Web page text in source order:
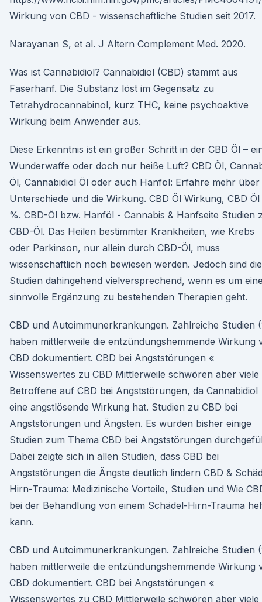
Wirkung von CBD - wissenschaftliche Studien seit 2017.
Narayanan S, et al. J Altern Complement Med. 2020.
Was ist Cannabidiol? Cannabidiol (CBD) stammt aus
Faserhanf. Die Substanz löst im Gegensatz zu
Tetrahydrocannabinol, kurz THC, keine psychoaktive
Wirkung beim Anwender aus.
Diese Erkenntnis ist ein großer Schritt in der CBD Öl –
Wunderwaffe oder doch nur heiße Luft? CBD Öl,
Öl, Cannabidiol Öl oder auch Hanföl: Erfahre mehr über
Unterschiede und die Wirkung. CBD Öl Wirkung, CBD Öl
%. CBD-Öl bzw. Hanföl - Cannabis & Hanfseite Studien
CBD-Öl. Das Heilen bestimmter Krankheiten, wie Krebs
oder Parkinson, nur allein durch CBD-Öl, muss
wissenschaftlich noch bewiesen werden. Jedoch sind die
Studien dahingehend vielversprechend, wenn es um
sinnvolle Ergänzung zu bestehenden Therapien geht.
CBD und Autoimmunerkrankungen. Zahlreiche Studien
haben mittlerweile die entzündungshemmende Wirkung
CBD dokumentiert. CBD bei Angststörungen «
Wissenswertes zu CBD Mittlerweile schwören aber viele
Betroffene auf CBD bei Angststörungen, da Cannabidiol
eine angstlösende Wirkung hat. Studien zu CBD bei
Angststörungen und Ängsten. Es wurden bisher einige
Studien zum Thema CBD bei Angststörungen
Dabei zeigte sich in allen Studien, dass CBD bei
Angststörungen die Ängste deutlich lindern CBD &
Hirn-Trauma: Medizinische Vorteile, Studien und Wie
bei der Behandlung von einem Schädel-Hirn-Trauma
kann.
CBD und Autoimmunerkrankungen. Zahlreiche Studien
haben mittlerweile die entzündungshemmende Wirkung
CBD dokumentiert. CBD bei Angststörungen «
Wissenswertes zu CBD Mittlerweile schwören aber viele